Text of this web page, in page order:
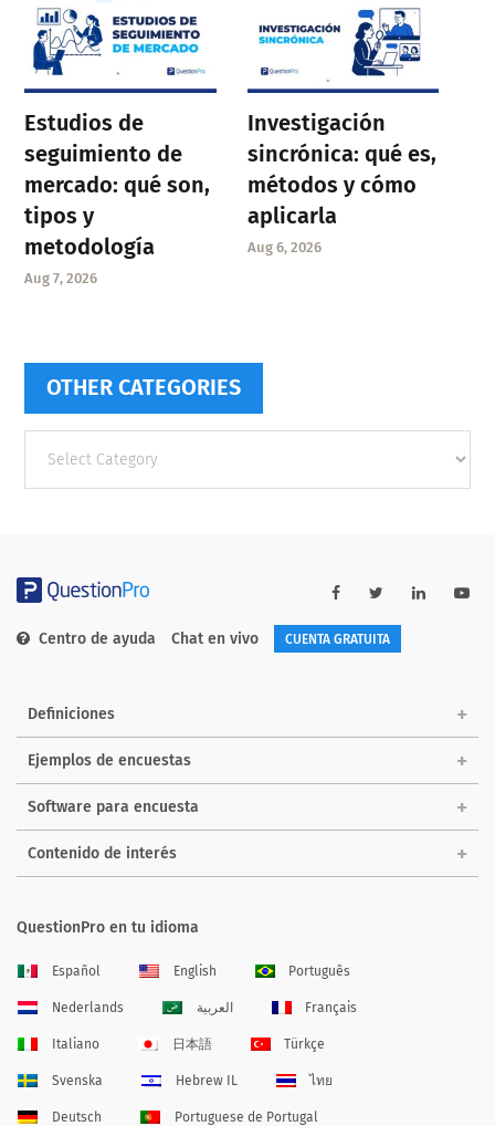
Estudios de
seguimiento de
mercado: qué son,
tipos y
metodología
Aug 7, 2026
Investigación
sincrónica: qué es,
métodos y cómo
aplicarla
Aug 6, 2026
OTHER CATEGORIES
categories
Centro de ayuda Chat en vivo CUENTA GRATUITA
Definiciones
Ejemplos de encuestas
Software para encuesta
Contenido de interés
QuestionPro en tu idioma
Español English Português
Nederlands العربية Français
Italiano 日本語 Türkçe
Svenska Hebrew IL ไทย
Deutsch Portuguese de Portugal